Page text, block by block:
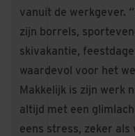
vanuit de werkgever.
zijn borrels,
skivakantie,
waardevol voor het
Makkelijk is zijn werk
altijd met een
eens stress, zeker